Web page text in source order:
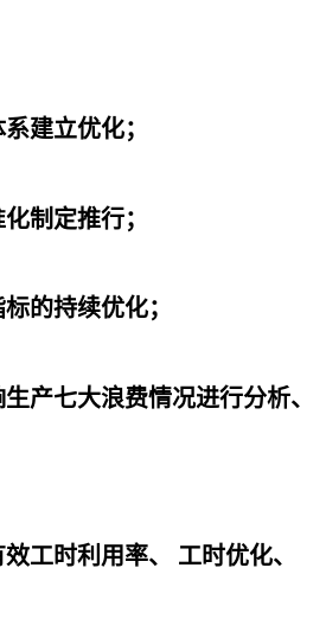
建立优化；
制定推行；
的持续优化；
产七大浪费情况进行分析、
工时利用率、 工时优化、